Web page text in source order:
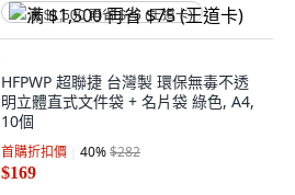
满 $1,500 再省 $75 (王道卡)
HFPWP 超聯捷 台灣製 環保無毒不透
明立體直式文件袋 + 名片袋 綠色, A4,
10個
首購折扣價 40%$282
$169